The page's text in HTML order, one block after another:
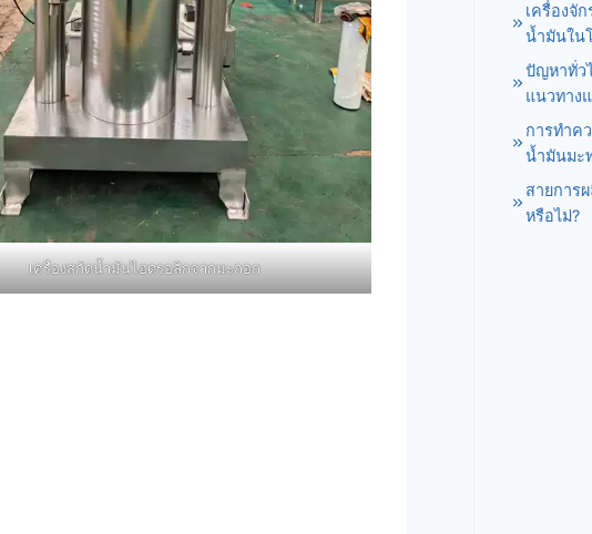
เครื่องสกัดน้ำมันไฮดรอลิกจากมะกอก
เครื่องจั
น้ำมันใน
ปัญหาทั่ว
แนวทาง
การทำค
น้ำมันมะ
สายการ
หรือไม่?